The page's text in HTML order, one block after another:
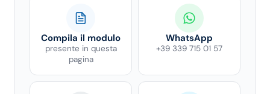
Compila il modulo
presente in questa
pagina
WhatsApp
+39 339 715 01 57